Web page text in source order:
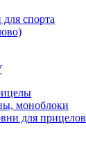
спорта
моноблоки
для прицелов